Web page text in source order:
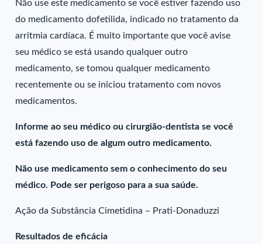
Não use este medicamento se você estiver fazendo uso
do medicamento dofetilida, indicado no tratamento da
arritmia cardíaca. É muito importante que você avise
seu médico se está usando qualquer outro
medicamento, se tomou qualquer medicamento
recentemente ou se iniciou tratamento com novos
medicamentos.
Informe ao seu médico ou cirurgião-dentista se você
está fazendo uso de algum outro medicamento.
Não use medicamento sem o conhecimento do seu
médico. Pode ser perigoso para a sua saúde.
Ação da Substância Cimetidina – Prati-Donaduzzi
Resultados de eficácia